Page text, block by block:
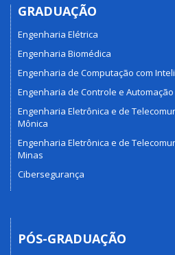
GRADUAÇÃO
Engenharia Elétrica
Engenharia Biomédica
Engenharia de Computação com
Engenharia de Controle e Automação
Engenharia Eletrônica e de
Mônica
Engenharia Eletrônica e de
Minas
Cibersegurança
PÓS-GRADUAÇÃO